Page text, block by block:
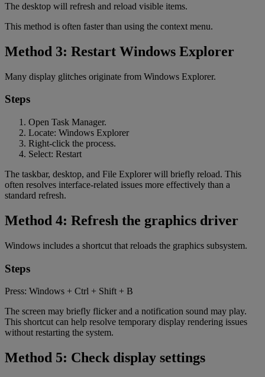
The desktop will refresh and reload visible items.
This method is often faster than using the context menu.
Method 3: Restart Windows Explorer
Many display glitches originate from Windows Explorer.
Steps
Open Task Manager.
Locate: Windows Explorer
Right-click the process.
Select: Restart
The taskbar, desktop, and File Explorer will briefly reload. This
often resolves interface-related issues more effectively than a
standard refresh.
Method 4: Refresh the graphics driver
Windows includes a shortcut that reloads the graphics subsystem.
Steps
Press: Windows + Ctrl + Shift + B
The screen may briefly flicker and a notification sound may play.
This shortcut can help resolve temporary display rendering issues
without restarting the system.
Method 5: Check display settings